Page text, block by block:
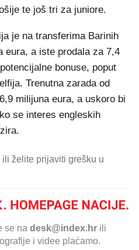
te još tri za juniore.
je na transferima Barinih
eura, a iste prodala za 7,4
bonuse, poput
Trenutna zarada od
milijuna eura, a uskoro bi
se interes engleskih
želite prijaviti grešku u
se na desk@index.hr ili
i videe plaćamo.